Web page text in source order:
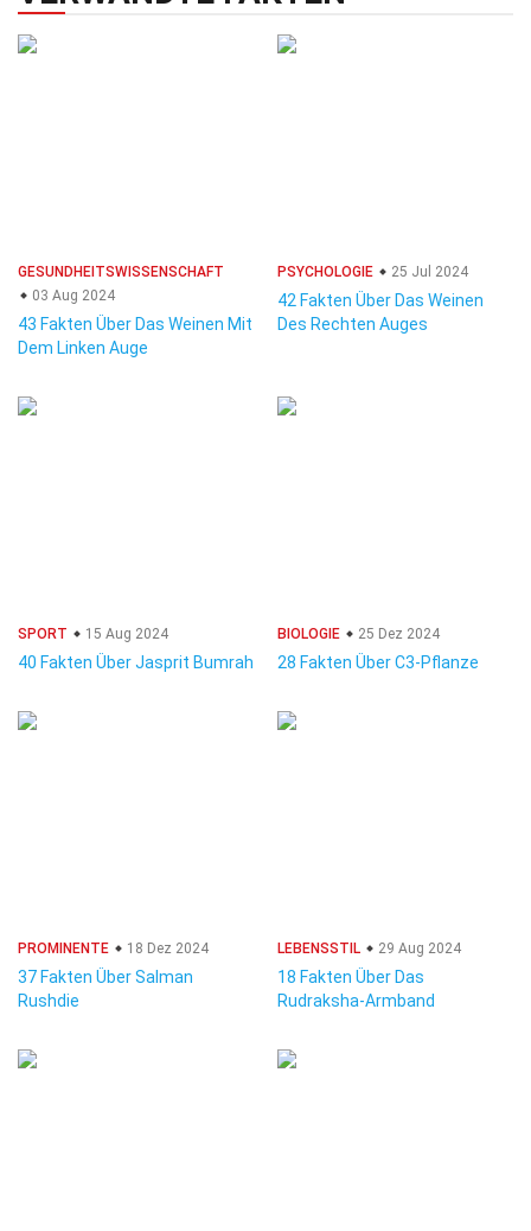
GESUNDHEITSWISSENSCHAFT
03 Aug 2024
43 Fakten Über Das Weinen Mit
Dem Linken Auge
PSYCHOLOGIE 25 Jul 2024
42 Fakten Über Das Weinen
Des Rechten Auges
SPORT 15 Aug 2024
40 Fakten Über Jasprit Bumrah
BIOLOGIE 25 Dez 2024
28 Fakten Über C3-Pflanze
PROMINENTE 18 Dez 2024
37 Fakten Über Salman
Rushdie
LEBENSSTIL 29 Aug 2024
18 Fakten Über Das
Rudraksha-Armband